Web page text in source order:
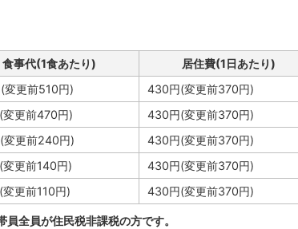
食事代(1食あたり) 居住費(1日あたり)
変更前510円)
430円(変更前370円)
変更前470円)
430円(変更前370円)
変更前240円) 430円(変更前370円)
変更前140円)
430円(変更前370円)
更前110円)
430円(変更前370円)
全員が住民税非課税の方です。